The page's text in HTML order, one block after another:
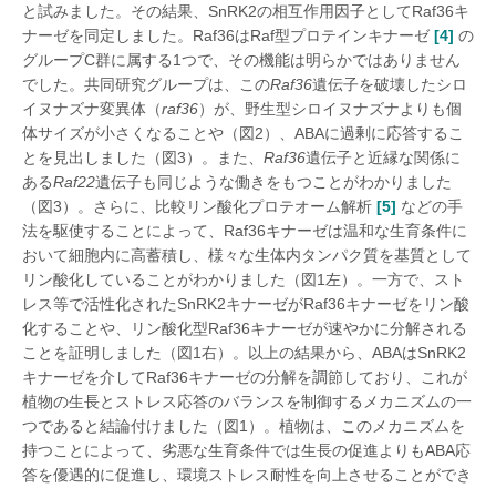
と試みました。その結果、SnRK2の相互作用因子としてRaf36キ
ナーゼを同定しました。Raf36はRaf型プロテインキナーゼ [4] の
グループC群に属する1つで、その機能は明らかではありません
でした。共同研究グループは、このRaf36遺伝子を破壊したシロ
イヌナズナ変異体（raf36）が、野生型シロイヌナズナよりも個
体サイズが小さくなることや（図2）、ABAに過剰に応答するこ
とを見出しました（図3）。また、 Raf36遺伝子と近縁な関係に
あるRaf22遺伝子も同じような働きをもつことがわかりました
（図3）。さらに、比較リン酸化プロテオーム解析 [5] などの手
法を駆使することによって、Raf36キナーゼは温和な生育条件に
おいて細胞内に高蓄積し、様々な生体内タンパク質を基質として
リン酸化していることがわかりました（図1左）。一方で、スト
レス等で活性化されたSnRK2キナーゼがRaf36キナーゼをリン酸
化することや、リン酸化型Raf36キナーゼが速やかに分解される
ことを証明しました（図1右）。以上の結果から、ABAはSnRK2
キナーゼを介してRaf36キナーゼの分解を調節しており、これが
植物の生長とストレス応答のバランスを制御するメカニズムの一
つであると結論付けました（図1）。植物は、このメカニズムを
持つことによって、劣悪な生育条件では生長の促進よりもABA応
答を優遇的に促進し、環境ストレス耐性を向上させることができ